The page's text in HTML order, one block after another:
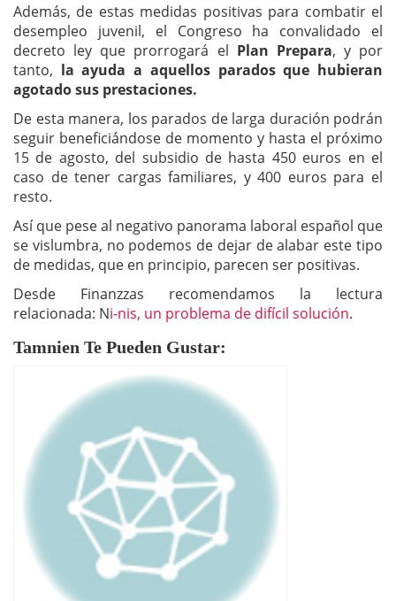
Además, de estas medidas positivas para combatir el
desempleo juvenil, el Congreso ha convalidado el
decreto ley que prorrogará el Plan Prepara, y por
tanto, la ayuda a aquellos parados que hubieran
agotado sus prestaciones.
De esta manera, los parados de larga duración podrán
seguir beneficiándose de momento y hasta el próximo
15 de agosto, del subsidio de hasta 450 euros en el
caso de tener cargas familiares, y 400 euros para el
resto.
Así que pese al negativo panorama laboral español que
se vislumbra, no podemos de dejar de alabar este tipo
de medidas, que en principio, parecen ser positivas.
Desde Finanzzas recomendamos la lectura
relacionada: Ni-nis, un problema de difícil solución.
Tamnien Te Pueden Gustar: